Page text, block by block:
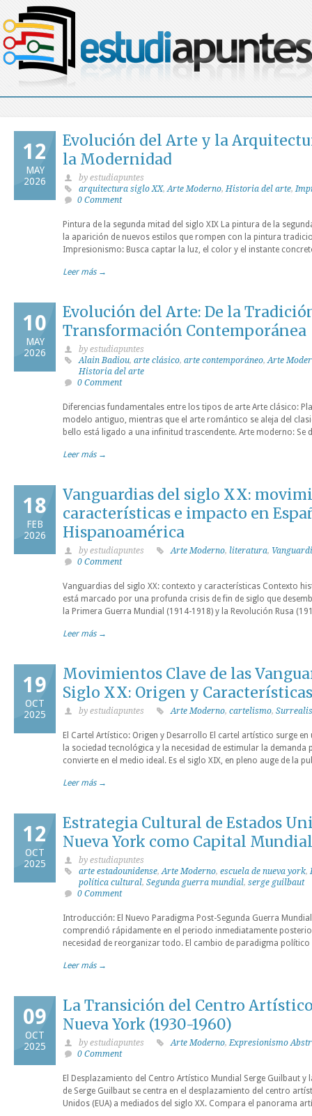
12
MAY
2026
Evolución del Arte y la
la Modernidad
by estudiapuntes
arquitectura siglo XX,Arte Moderno,Historia del arte,
0 Comment
Pintura de la segunda mitad del siglo XIX La pintura de la
la aparición de nuevos estilos que rompen con la pintura
Impresionismo: Busca captar la luz, el color y el instante
Leer más →
10
MAY
2026
Evolución del Arte: De la
Transformación Contemporánea
by estudiapuntes
Alain Badiou, arte clásico, arte contemporáneo,Arte
Historia del arte
0 Comment
Diferencias fundamentales entre los tipos de arte Arte clásico:
modelo antiguo, mientras que el arte romántico se aleja del
bello está ligado a una infinitud trascendente. Arte moderno: Se
Leer más →
18
FEB
2026
Vanguardias del siglo XX:
características e impacto en
Hispanoamérica
by estudiapuntes Arte Moderno, literatura,
0 Comment
Vanguardias del siglo XX: contexto y características Contexto
está marcado por una profunda crisis de fin de siglo que
la Primera Guerra Mundial (1914-1918) y la Revolución Rusa
Leer más →
19
OCT
2025
Movimientos Clave de las
Siglo XX: Origen y Características
by estudiapuntes Arte Moderno, cartelismo,
El Cartel Artístico: Origen y Desarrollo El cartel artístico surge
la sociedad tecnológica y la necesidad de estimular la demanda
convierte en el medio ideal. Es el siglo XIX, en pleno auge de la
Leer más →
12
OCT
2025
Estrategia Cultural de Estados
Nueva York como Capital
by estudiapuntes
arte estadounidense,Arte Moderno, escuela de nueva york,
política cultural, Segunda guerra mundial, serge guilbaut
0 Comment
Introducción: El Nuevo Paradigma Post-Segunda Guerra
comprendió rápidamente en el periodo inmediatamente
necesidad de reorganizar todo. El cambio de paradigma
Leer más →
09
OCT
2025
La Transición del Centro
Nueva York (1930-1960)
by estudiapuntes Arte Moderno,Expresionismo
0 Comment
El Desplazamiento del Centro Artístico Mundial Serge Guilbaut y
de Serge Guilbaut se centra en el desplazamiento del centro
Unidos (EUA) a mediados del siglo XX. Compara el panorama